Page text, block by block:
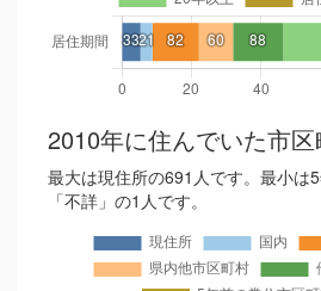
2010年に住んでいた市
最大は現住所の691人です。最小は
「不詳」の1人です。